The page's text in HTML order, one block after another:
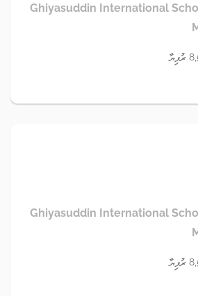
Ghiyasuddin International
Ghiyasuddin International